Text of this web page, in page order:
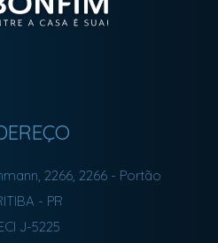
2266, 2266 - Portão
- PR
J-5225